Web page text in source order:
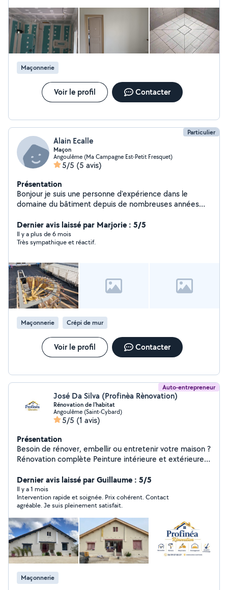
m’engager avec ce professionnel
Maçonnerie
Voir le profil Contacter
Particulier
Alain Ecalle
Maçon
Angoulême (Ma Campagne Est-Petit Fresquet)
5/5 (5 avis)
Présentation
Bonjour je suis une personne d'expérience dans le
domaine du bâtiment depuis de nombreuses années
toute personne recherchant un coup de main pour tout
ce qui concerne mon métier cordialement
Dernier avis laissé par Marjorie : 5/5
Il y a plus de 6 mois
Très sympathique et réactif.
Maçonnerie Crépi de mur
Voir le profil Contacter
Auto-entrepreneur
José Da Silva (Profinèa Rènovation)
Rénovation de l'habitat
Angoulême (Saint-Cybard)
5/5 (1 avis)
Présentation
Besoin de rénover, embellir ou entretenir votre maison ?
Rénovation complète Peinture intérieure et extérieure
nettoyage
Dernier avis laissé par Guillaume : 5/5
Il y a 1 mois
Intervention rapide et soignée. Prix cohérent. Contact
agréable. Je suis pleinement satisfait.
Maçonnerie